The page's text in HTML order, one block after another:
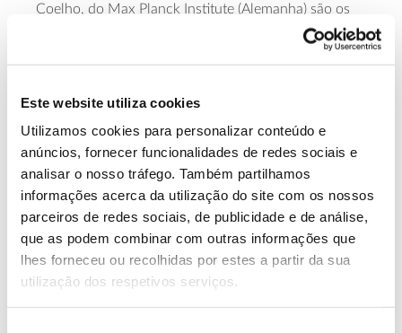
Este website utiliza cookies
Utilizamos cookies para personalizar conteúdo e
anúncios, fornecer funcionalidades de redes sociais e
analisar o nosso tráfego. Também partilhamos
informações acerca da utilização do site com os nossos
parceiros de redes sociais, de publicidade e de análise,
que as podem combinar com outras informações que
lhes forneceu ou recolhidas por estes a partir da sua
utilização dos respetivos serviços.
Coelho, do Max Planck Institute (Alemanha) são os
três oradores principais deste Encontro Anual
dedicado à biologia evolutiva, que o ISA recebe a 18
dezembro.
Saiba mais sobre o XIX Encontro Anual de
Biologia Evolutiva
13.07.2026
Genoma do priolo e de outras espécies em risco:
conhecer para conservar